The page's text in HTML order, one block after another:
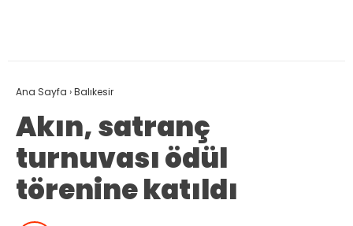
Ana Sayfa ›Balıkesir
Akın, satranç
turnuvası ödül
törenine katıldı